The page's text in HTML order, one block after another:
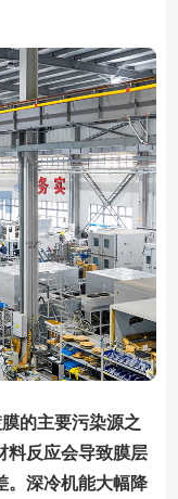
的主要污染源之
料反应会导致膜层
。深冷机能大幅降